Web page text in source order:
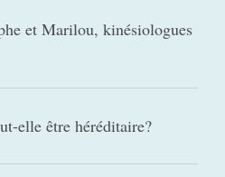
et Marilou, kinésiologues
elle être héréditaire?